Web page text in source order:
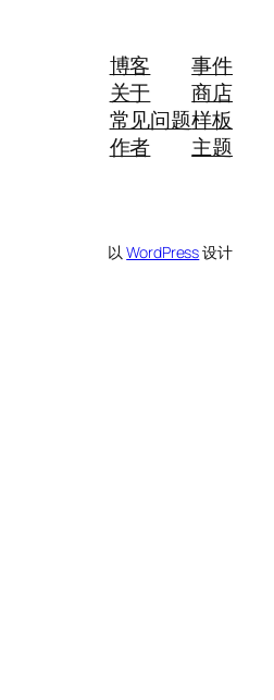
博客
关于
常见问题
作者
事件
商店
样板
主题
以WordPress设计